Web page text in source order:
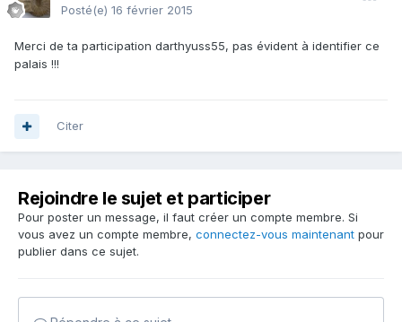
Posté(e) 16 février 2015
Merci de ta participation darthyuss55, pas évident à identifier ce
palais !!!
Citer
Rejoindre le sujet et participer
Pour poster un message, il faut créer un compte membre. Si
vous avez un compte membre, connectez-vous maintenant pour
publier dans ce sujet.